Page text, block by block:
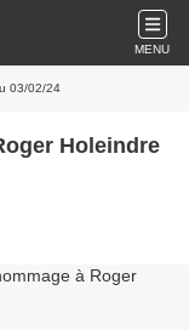
MENU
03/02/24
Holeindre